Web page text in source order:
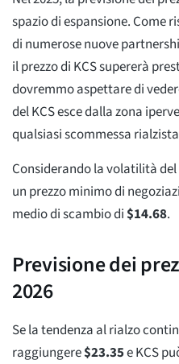
spazio di espansione. Come
di numerose nuove
il prezzo di KCS supererà
dovremmo aspettare di
del KCS esce dalla zona
qualsiasi scommessa
Considerando la volatilità
un prezzo minimo di
medio di scambio di$14.68.
Previsione dei
2026
Se la tendenza al rialzo
raggiungere$23.35e KCS